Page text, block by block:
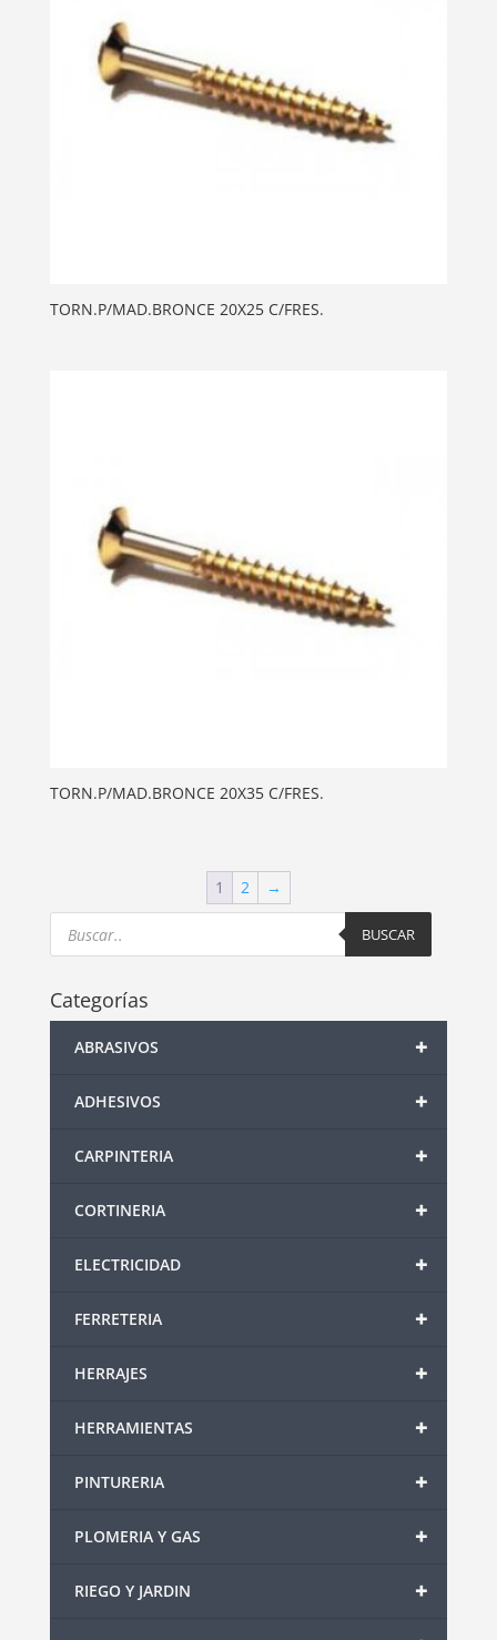
TORN.P/MAD.BRONCE 20X25 C/FRES.
TORN.P/MAD.BRONCE 20X35 C/FRES.
1 2
→
Products
search BUSCAR
Categorías
+
ABRASIVOS
+
ADHESIVOS
+
CARPINTERIA
+
CORTINERIA
+
ELECTRICIDAD
+
FERRETERIA
+
HERRAJES
+
HERRAMIENTAS
+
PINTURERIA
+
PLOMERIA Y GAS
+
RIEGO Y JARDIN